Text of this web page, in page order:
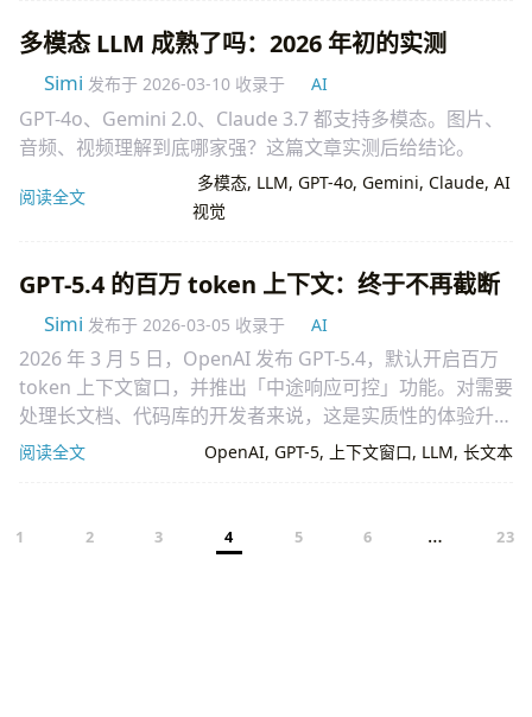
多模态 LLM 成熟了吗：2026 年初的实测
Simi 发布于 2026-03-10 收录于 AI
GPT-4o、Gemini 2.0、Claude 3.7 都支持多模态。图片、
音频、视频理解到底哪家强？这篇文章实测后给结论。
阅读全文
多模态, LLM, GPT-4o, Gemini, Claude, AI
视觉
GPT-5.4 的百万 token 上下文：终于不再截断
Simi 发布于 2026-03-05 收录于 AI
2026 年 3 月 5 日，OpenAI 发布 GPT-5.4，默认开启百万
token 上下文窗口，并推出「中途响应可控」功能。对需要
处理长文档、代码库的开发者来说，这是实质性的体验升
级。
阅读全文 OpenAI, GPT-5, 上下文窗口, LLM, 长文本
1 2 3 4 5 6 … 23